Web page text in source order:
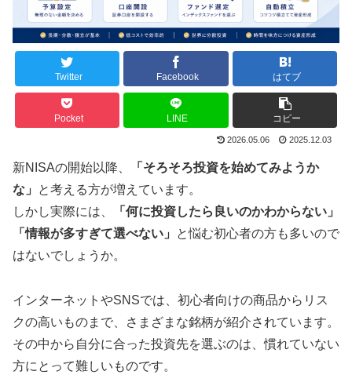
Twitter Facebook はてブ
Pocket LINE コピー
2026.05.06 2025.12.03
新NISAの開始以降、
「そろそろ投資を始めてみようか
な」
と考える方が増えています。
しかし実際には、
「何に投資したら良いのかわからない」
「情報が多すぎて選べない」
と悩む初心者の方も多いので
はないでしょうか。
インターネットやSNSでは、初心者向けの商品からリス
クの高いものまで、さまざまな銘柄が紹介されています。
その中から自分に合った投資先を選ぶのは、慣れていない
方にとって難しいものです。